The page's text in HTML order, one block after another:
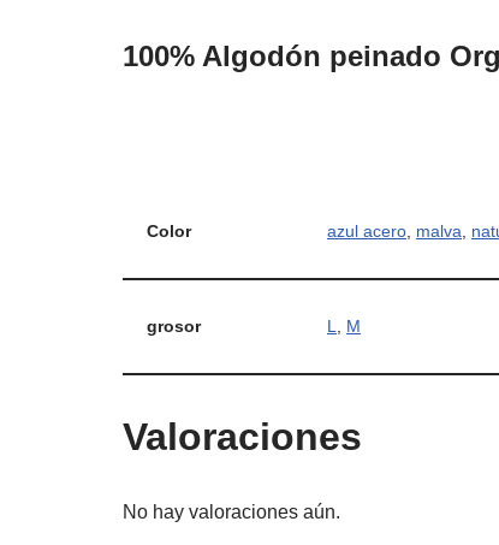
100% Algodón peinado
Color azul acero malva
grosor L M
Valoraciones
No hay valoraciones aún.